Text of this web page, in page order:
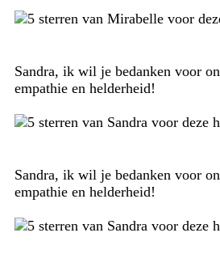
Sandra, ik wil je bedanken voor
empathie en helderheid!
Sandra, ik wil je bedanken voor
empathie en helderheid!